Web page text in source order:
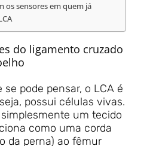
os sensores em quem já
do ligamento cruzado
pode pensar, o LCA é
possui células vivas.
um tecido
como uma corda
da perna) ao fêmur